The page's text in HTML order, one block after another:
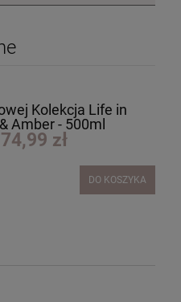
Kolekcja Life in
Amber - 500ml
74,99 zł
DO KOSZYKA